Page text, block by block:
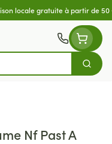
locale gratuite à partir de
Nf Past A